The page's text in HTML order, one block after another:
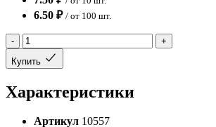
6.50 ₽ / от 100 шт.
-
+
Купить
Характеристики
Артикул 10557